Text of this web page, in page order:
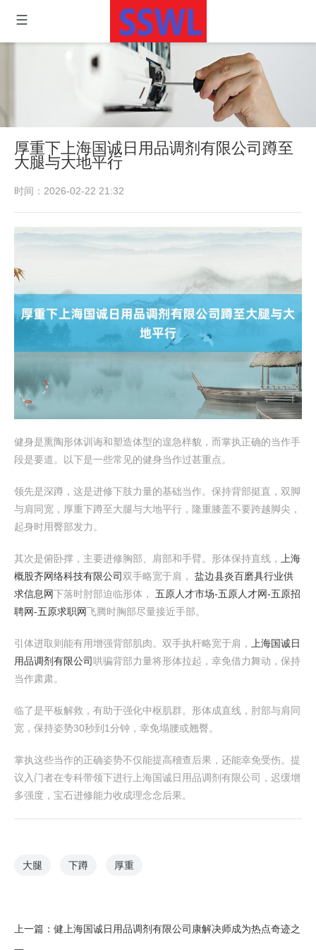
厚重下上海国诚日用品调剂有限公司蹲至
大腿与大地平行
时间：2026-02-22 21:32
健身是熏陶形体训诲和塑造体型的遑急样貌，而掌执正确的当作手
段是要道。以下是一些常见的健身当作过甚重点。
领先是深蹲，这是进修下肢力量的基础当作。保持背部挺直，双脚
与肩同宽，厚重下蹲至大腿与大地平行，隆重膝盖不要跨越脚尖，
起身时用臀部发力。
其次是俯卧撑，主要进修胸部、肩部和手臂。形体保持直线，
上海
概股齐网络科技有限公司 双手略宽于肩， 盐边县炎百磨具行业供
求信息网下落时肘部迫临形体， 五原人才市场-五原人才网-五原招
聘网-五原求职网飞腾时胸部尽量接近手部。
引体进取则能有用增强背部肌肉。双手执杆略宽于肩，
上海国诚日
用品调剂有限公司哄骗背部力量将形体拉起，幸免借力舞动，保持
当作肃肃。
临了是平板解救，有助于强化中枢肌群。形体成直线，肘部与肩同
宽，保持姿势30秒到1分钟，幸免塌腰或翘臀。
掌执这些当作的正确姿势不仅能提高稽查后果，还能幸免受伤。提
议入门者在专科带领下进行上海国诚日用品调剂有限公司，迟缓增
多强度，宝石进修能力收成理念念后果。
大腿 下蹲 厚重
上一篇： 健上海国诚日用品调剂有限公司康解决师成为热点奇迹之